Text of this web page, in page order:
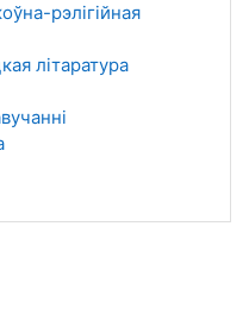
рэлігійная
літаратура